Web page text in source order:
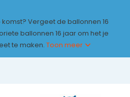
Vergeet de ballonnen 16
ballonnen 16 jaar om het je
te maken.Toon meer